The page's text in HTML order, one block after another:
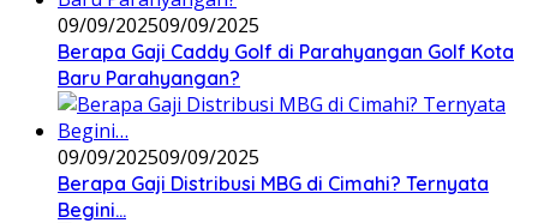
09/09/202509/09/2025
Berapa Gaji Caddy Golf di Parahyangan Golf Kota
Baru Parahyangan?
09/09/202509/09/2025
Berapa Gaji Distribusi MBG di Cimahi? Ternyata
Begini…